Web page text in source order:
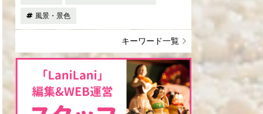
風景・景色
キーワード一覧